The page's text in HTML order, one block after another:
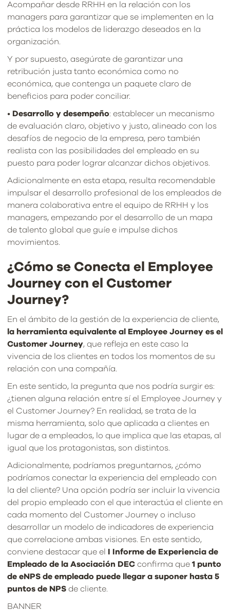
Acompañar desde RRHH en la relación con los
managers para garantizar que se implementen en la
práctica los modelos de liderazgo deseados en la
organización.
Y por supuesto, asegúrate de garantizar una
retribución justa tanto económica como no
económica, que contenga un paquete claro de
beneficios para poder conciliar.
• Desarrollo y desempeño: establecer un mecanismo
de evaluación claro, objetivo y justo, alineado con los
desafíos de negocio de la empresa, pero también
realista con las posibilidades del empleado en su
puesto para poder lograr alcanzar dichos objetivos.
Adicionalmente en esta etapa, resulta recomendable
impulsar el desarrollo profesional de los empleados de
manera colaborativa entre el equipo de RRHH y los
managers, empezando por el desarrollo de un mapa
de talento global que guíe e impulse dichos
movimientos.
¿Cómo se Conecta el Employee
Journey con el Customer
Journey?
En el ámbito de la gestión de la experiencia de cliente,
la herramienta equivalente al Employee Journey es el
Customer Journey, que refleja en este caso la
vivencia de los clientes en todos los momentos de su
relación con una compañía.
En este sentido, la pregunta que nos podría surgir es:
¿tienen alguna relación entre sí el Employee Journey y
el Customer Journey? En realidad, se trata de la
misma herramienta, solo que aplicada a clientes en
lugar de a empleados, lo que implica que las etapas, al
igual que los protagonistas, son distintos.
Adicionalmente, podríamos preguntarnos, ¿cómo
podríamos conectar la experiencia del empleado con
la del cliente? Una opción podría ser incluir la vivencia
del propio empleado con el que interactúa el cliente en
cada momento del Customer Journey o incluso
desarrollar un modelo de indicadores de experiencia
que correlacione ambas visiones. En este sentido,
conviene destacar que el I Informe de Experiencia de
Empleado de la Asociación DEC confirma que 1 punto
de eNPS de empleado puede llegar a suponer hasta 5
puntos de NPS de cliente.
BANNER